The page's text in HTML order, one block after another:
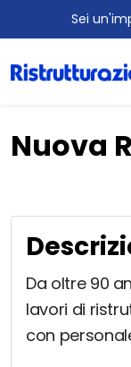
Sei
Nuova
Da oltre 90
lavori di
con